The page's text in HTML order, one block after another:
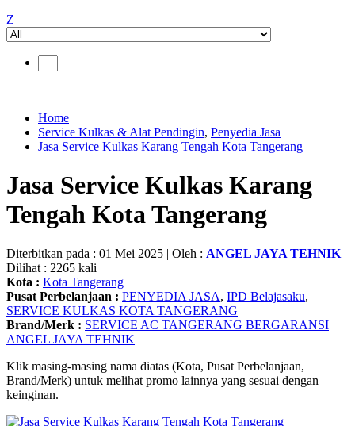
Z
Home
Service Kulkas & Alat Pendingin, Penyedia Jasa
Jasa Service Kulkas Karang Tengah Kota Tangerang
Jasa Service Kulkas Karang
Tengah Kota Tangerang
Diterbitkan pada : 01 Mei 2025 | Oleh : ANGEL JAYA TEHNIK |
Dilihat : 2265 kali
Kota : Kota Tangerang
Pusat Perbelanjaan : PENYEDIA JASA, IPD Belajasaku,
SERVICE KULKAS KOTA TANGERANG
Brand/Merk : SERVICE AC TANGERANG BERGARANSI
ANGEL JAYA TEHNIK
Klik masing-masing nama diatas (Kota, Pusat Perbelanjaan,
Brand/Merk) untuk melihat promo lainnya yang sesuai dengan
keinginan.